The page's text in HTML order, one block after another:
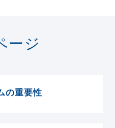
ージ
の重要性